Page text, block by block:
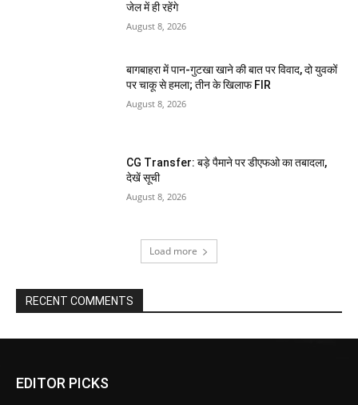
जेल में ही रहेंगे
August 8, 2026
बागबाहरा में पान-गुटखा खाने की बात पर विवाद, दो युवकों
पर चाकू से हमला; तीन के खिलाफ FIR
August 8, 2026
CG Transfer: बड़े पैमाने पर डीएफओ का तबादला,
देखें सूची
August 8, 2026
Load more
RECENT COMMENTS
EDITOR PICKS